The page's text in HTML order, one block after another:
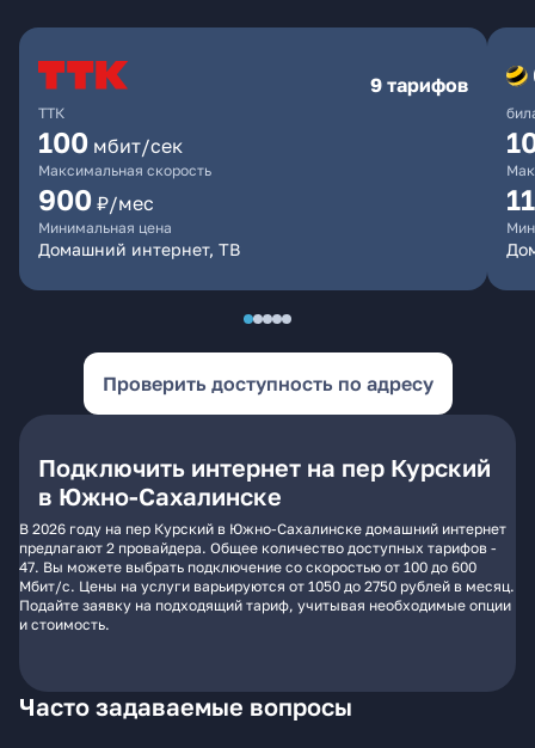
ТТК
9 тарифов
100 мбит/сек
Максимальная скорость
900 ₽/мес
Минимальная цена
Домашний интернет, ТВ
Проверить доступность по адресу
Подключить интернет на пер Курский
в Южно-Сахалинске
В 2026 году на пер Курский в Южно-Сахалинске домашний интернет
предлагают 2 провайдера. Общее количество доступных тарифов -
47. Вы можете выбрать подключение со скоростью от 100 до 600
Мбит/с. Цены на услуги варьируются от 1050 до 2750 рублей в месяц.
Подайте заявку на подходящий тариф, учитывая необходимые опции
и стоимость.
Часто задаваемые вопросы